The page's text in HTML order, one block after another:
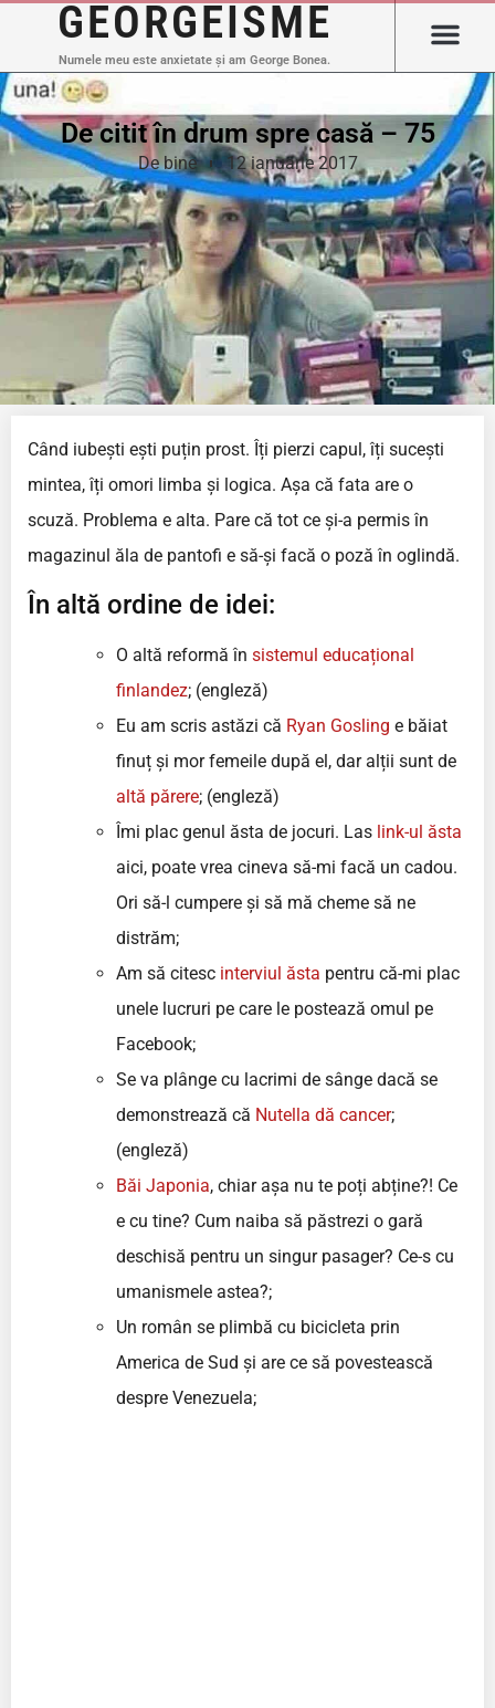
GEORGEISME
Numele meu este anxietate și am George Bonea.
De citit în drum spre casă – 75
De bine 12 ianuarie 2017
Când iubești ești puțin prost. Îți pierzi capul, îți sucești
mintea, îți omori limba și logica. Așa că fata are o
scuză. Problema e alta. Pare că tot ce și-a permis în
magazinul ăla de pantofi e să-și facă o poză în oglindă.
În altă ordine de idei:
O altă reformă în sistemul educațional
finlandez; (engleză)
Eu am scris astăzi că Ryan Gosling e băiat
finuț și mor femeile după el, dar alții sunt de
altă părere; (engleză)
Îmi plac genul ăsta de jocuri. Las link-ul ăsta
aici, poate vrea cineva să-mi facă un cadou.
Ori să-l cumpere și să mă cheme să ne
distrăm;
Am să citesc interviul ăsta pentru că-mi plac
unele lucruri pe care le postează omul pe
Facebook;
Se va plânge cu lacrimi de sânge dacă se
demonstrează că Nutella dă cancer;
(engleză)
Băi Japonia, chiar așa nu te poți abține?! Ce
e cu tine? Cum naiba să păstrezi o gară
deschisă pentru un singur pasager? Ce-s cu
umanismele astea?;
Un român se plimbă cu bicicleta prin
America de Sud și are ce să povestească
despre Venezuela;